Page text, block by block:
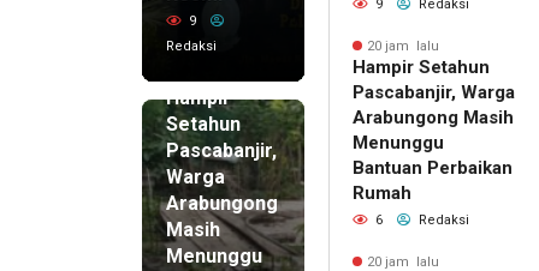
9
Redaksi
Hampir
Setahun
Pascabanjir,
Warga
Arabungong
Masih
Menunggu
9 Redaksi
20 jam lalu
Hampir Setahun
Pascabanjir, Warga
Arabungong Masih
Menunggu
Bantuan Perbaikan
Rumah
6 Redaksi
20 jam lalu